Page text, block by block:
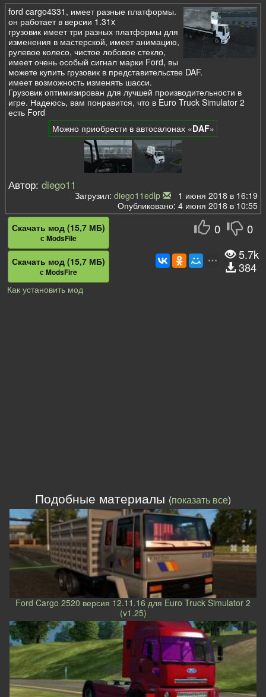
ford cargo4331, имеет разные платформы.
он работает в версии 1.31x
грузовик имеет три разных платформы для
изменения в мастерской, имеет анимацию,
рулевое колесо, чистое лобовое стекло,
имеет очень особый сигнал марки Ford, вы
можете купить грузовик в представительстве DAF.
имеет возможность изменять шасси.
Грузовик оптимизирован для лучшей производительности в
игре. Надеюсь, вам понравится, что в Euro Truck Simulator 2
есть Ford
Можно приобрести в автосалонах «DAF»
Автор:diego11
Загрузил: diego11edlp
1 июня 2018 в 16:19
Опубликовано: 4 июня 2018 в 10:55
0 0
Скачать мод (15,7 МБ)
с ModsFile
Скачать мод (15,7 МБ)
с ModsFire
5.7k
384
Как установить мод
Подобные материалы (показать все)
Ford Cargo 2520 версия 12.11.16 для Euro Truck Simulator 2
(v1.25)